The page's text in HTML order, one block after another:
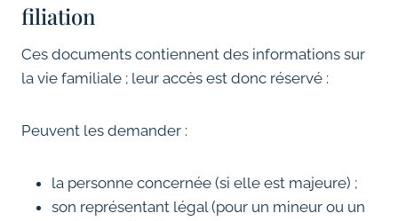
filiation
Ces documents contiennent des informations sur
la vie familiale ; leur accès est donc réservé :
Peuvent les demander :
la personne concernée (si elle est majeure) ;
son représentant légal (pour un mineur ou un